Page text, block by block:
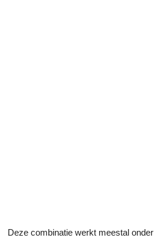
Deze combinatie werkt meestal